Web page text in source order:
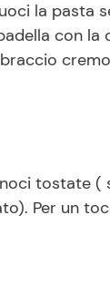
la pasta
con
tostate
Per un